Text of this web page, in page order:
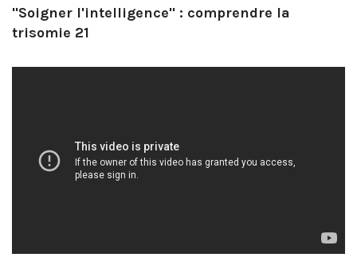
"Soigner l'intelligence" : comprendre la
trisomie 21